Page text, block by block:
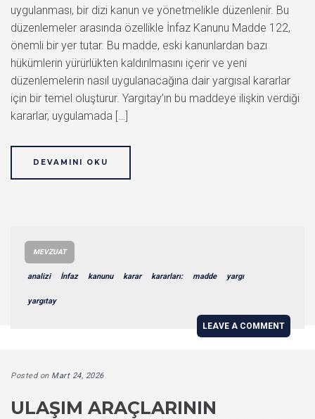
uygulanması, bir dizi kanun ve yönetmelikle düzenlenir. Bu
düzenlemeler arasında özellikle İnfaz Kanunu Madde 122,
önemli bir yer tutar. Bu madde, eski kanunlardan bazı
hükümlerin yürürlükten kaldırılmasını içerir ve yeni
düzenlemelerin nasıl uygulanacağına dair yargısal kararlar
için bir temel oluşturur. Yargıtay’ın bu maddeye ilişkin verdiği
kararlar, uygulamada […]
DEVAMINI OKU
MEVZUAT
analizi İnfaz kanunu karar kararları: madde yargı
yargıtay
LEAVE A COMMENT
Posted on Mart 24, 2026
ULAŞIM ARAÇLARININ